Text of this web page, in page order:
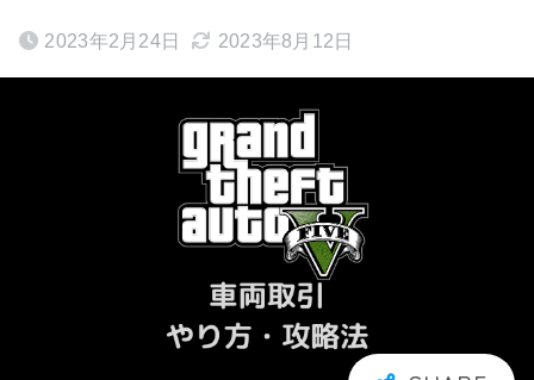
2023年2月24日 2023年8月12日